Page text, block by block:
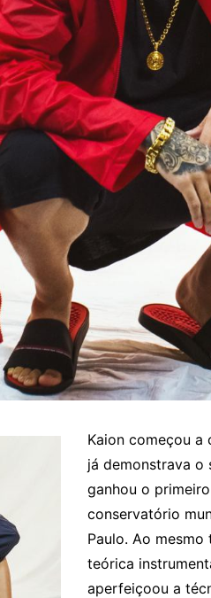
Kaion começou a
já demonstrava o
ganhou o
conservatório
Paulo. Ao
teórica
aperfeiçoou a